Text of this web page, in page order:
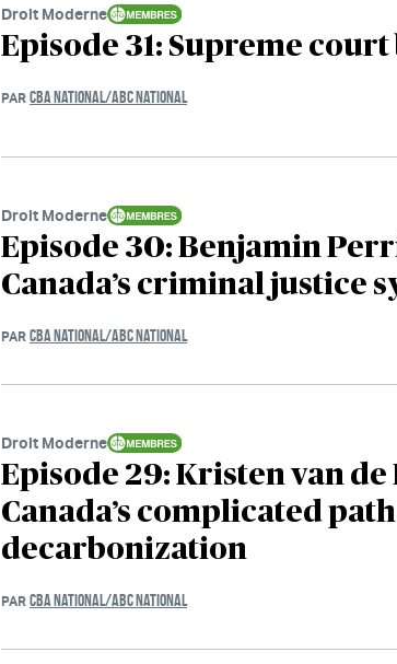
Droit Moderne
Episode 31: Supreme
PAR CBA NATIONAL/ABC NATIONAL
Droit Moderne
Episode 30: Benjamin
Canada’s criminal justice
PAR CBA NATIONAL/ABC NATIONAL
Droit Moderne
Episode 29: Kristen van de
Canada’s complicated
decarbonization
PAR CBA NATIONAL/ABC NATIONAL